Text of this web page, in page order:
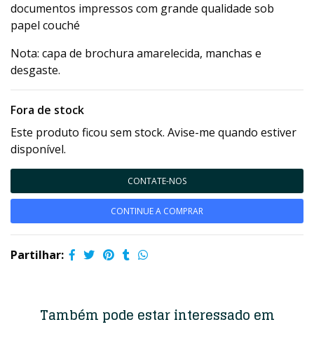
documentos impressos com grande qualidade sob
papel couché
Nota: capa de brochura amarelecida, manchas e
desgaste.
Fora de stock
Este produto ficou sem stock. Avise-me quando estiver
disponível.
CONTATE-NOS
CONTINUE A COMPRAR
Partilhar:
Também pode estar interessado em